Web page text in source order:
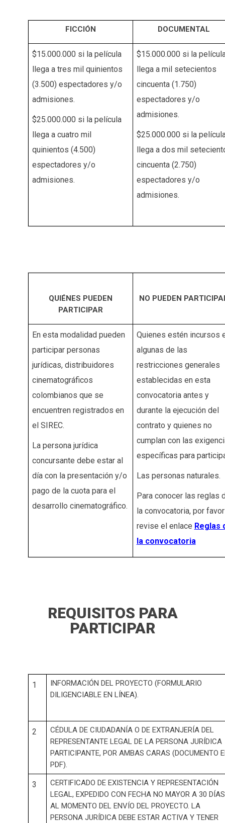
FICCIÓN DOCUMENTAL
$15.000.000 si la película
llega a tres mil quinientos
(3.500) espectadores y/o
admisiones.
$25.000.000 si la película
llega a cuatro mil
quinientos (4.500)
espectadores y/o
admisiones.
$15.000.000 si la
llega a mil setecientos
cincuenta (1.750)
espectadores y/o
admisiones.
$25.000.000 si la
llega a dos mil
cincuenta (2.750)
espectadores y/o
admisiones.
QUIÉNES PUEDEN
PARTICIPAR
NO PUEDEN
En esta modalidad pueden
participar personas
jurídicas, distribuidores
cinematográficos
colombianos que se
encuentren registrados en
el SIREC.
La persona jurídica
concursante debe estar al
día con la presentación y/o
pago de la cuota para el
desarrollo cinematográfico.
Quienes estén incursos
algunas de las
restricciones generales
establecidas en esta
convocatoria antes y
durante la ejecución del
contrato y quienes no
cumplan con las
específicas para
Las personas naturales.
Para conocer las reglas
la convocatoria, por favor
revise el enlace Reglas
la convocatoria
REQUISITOS PARA
PARTICIPAR
1
INFORMACIÓN DEL PROYECTO (FORMULARIO
DILIGENCIABLE EN LÍNEA).
2
CÉDULA DE CIUDADANÍA O DE EXTRANJERÍA DEL
REPRESENTANTE LEGAL DE LA PERSONA JURÍDICA
PARTICIPANTE, POR AMBAS CARAS (DOCUMENTO
PDF).
3
CERTIFICADO DE EXISTENCIA Y REPRESENTACIÓN
LEGAL, EXPEDIDO CON FECHA NO MAYOR A 30 DÍAS
AL MOMENTO DEL ENVÍO DEL PROYECTO. LA
PERSONA JURÍDICA DEBE ESTAR ACTIVA Y TENER